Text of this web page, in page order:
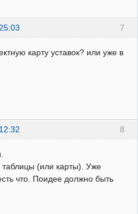
7
карту уставок? или уже в
8
(или карты). Уже
что. Поидее должно быть